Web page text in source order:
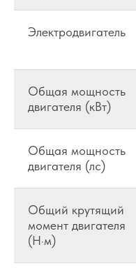
Электродвигатель
Общая мощность
двигателя (кВт)
Общая мощность
двигателя (лс)
Общий крутящий
момент двигателя
(Н·м)